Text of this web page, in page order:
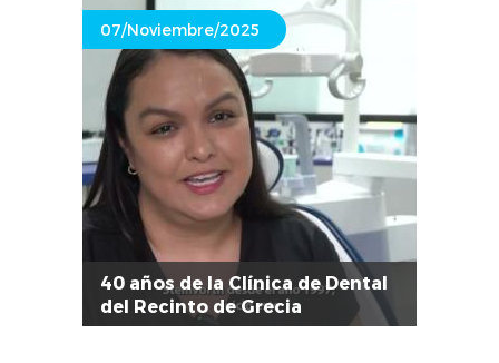
07/Noviembre/2025
40 años de la Clínica de Dental
del Recinto de Grecia